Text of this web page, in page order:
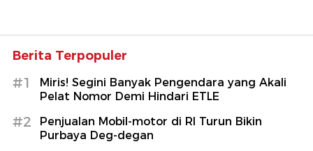
Berita Terpopuler
#1
Miris! Segini Banyak Pengendara yang Akali
Pelat Nomor Demi Hindari ETLE
#2
Penjualan Mobil-motor di RI Turun Bikin
Purbaya Deg-degan